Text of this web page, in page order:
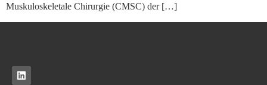
Muskuloskeletale Chirurgie (CMSC) der […]